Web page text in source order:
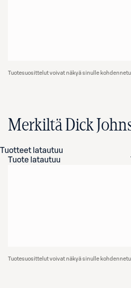
Tuotesuosittelut voivat näkyä sinulle
Merkiltä Dick
Tuotteet latautuu
Tuote latautuu
Tuotesuosittelut voivat näkyä sinulle